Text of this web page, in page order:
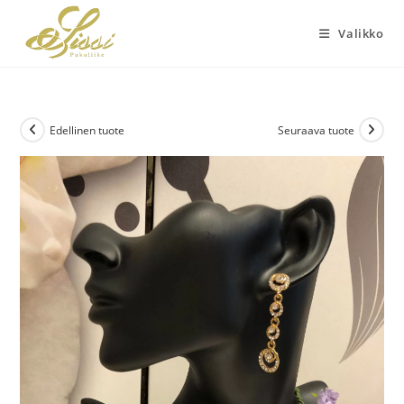
suoraan
sisältöön
Valikko
Edellinen tuote Seuraava tuote